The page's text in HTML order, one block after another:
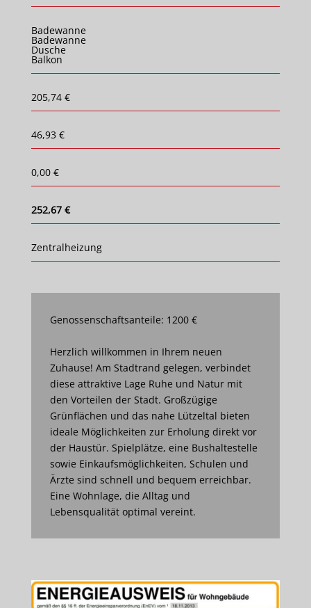
Badewanne
Badewanne
Dusche
Balkon
205,74 €
46,93 €
0,00 €
252,67 €
Zentralheizung
Genossenschaftsanteile: 1200 €
Herzlich willkommen in Ihrem neuen
Zuhause! Am Stadtrand gelegen, verbindet
diese attraktive Lage Ruhe und Natur mit
den Vorteilen der Stadt. Großzügige
Grünflächen und das nahe Lützeltal bieten
ideale Möglichkeiten zur Erholung direkt vor
der Haustür. Spielplätze, eine Bushaltestelle
sowie Einkaufsmöglichkeiten, Schulen und
Ärzte sind schnell und bequem erreichbar.
Eine Wohnlage, die Alltag und
Lebensqualität optimal vereint.